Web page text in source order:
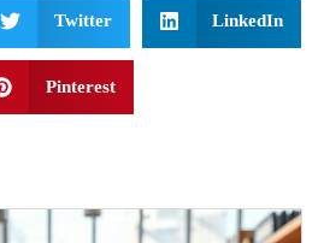
Twitter LinkedIn
Pinterest